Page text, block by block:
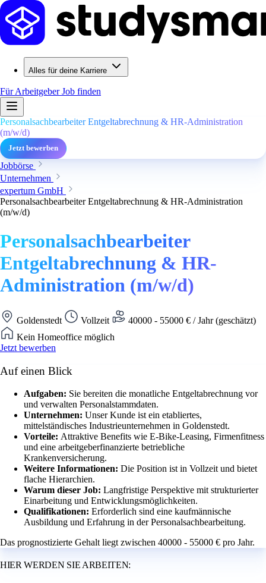
Alles für deine Karriere
Für ArbeitgeberJob finden
Personalsachbearbeiter Entgeltabrechnung & HR-Administration
(m/w/d)
Jetzt bewerben
Jobbörse
Unternehmen
expertum GmbH
Personalsachbearbeiter Entgeltabrechnung & HR-Administration
(m/w/d)
Personalsachbearbeiter
Entgeltabrechnung & HR-
Administration (m/w/d)
Goldenstedt Vollzeit
40000 - 55000 € / Jahr (geschätzt)
Kein Homeoffice möglich
Jetzt bewerben
Auf einen Blick
Aufgaben: Sie bereiten die monatliche Entgeltabrechnung vor
und verwalten Personalstammdaten.
Unternehmen: Unser Kunde ist ein etabliertes,
mittelständisches Industrieunternehmen in Goldenstedt.
Vorteile: Attraktive Benefits wie E-Bike-Leasing, Firmenfitness
und eine arbeitgeberfinanzierte betriebliche
Krankenversicherung.
Weitere Informationen: Die Position ist in Vollzeit und bietet
flache Hierarchien.
Warum dieser Job: Langfristige Perspektive mit strukturierter
Einarbeitung und Entwicklungsmöglichkeiten.
Qualifikationen: Erforderlich sind eine kaufmännische
Ausbildung und Erfahrung in der Personalsachbearbeitung.
Das prognostizierte Gehalt liegt zwischen 40000 - 55000 € pro Jahr.
HIER WERDEN SIE ARBEITEN: